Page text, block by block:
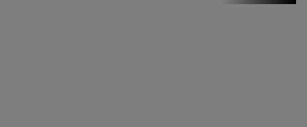
Stirile PRO TV